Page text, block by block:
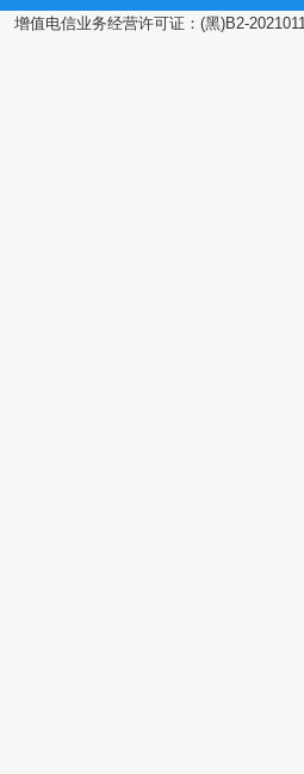
增值电信业务经营许可证：(黑)B2-